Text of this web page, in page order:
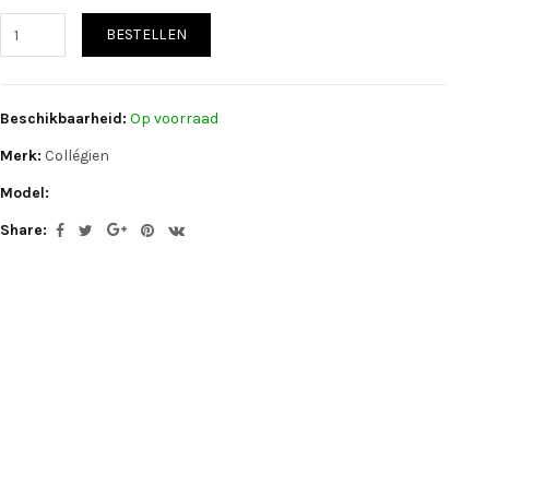
BESTELLEN
Beschikbaarheid: Op voorraad
Merk: Collégien
Model:
Share: